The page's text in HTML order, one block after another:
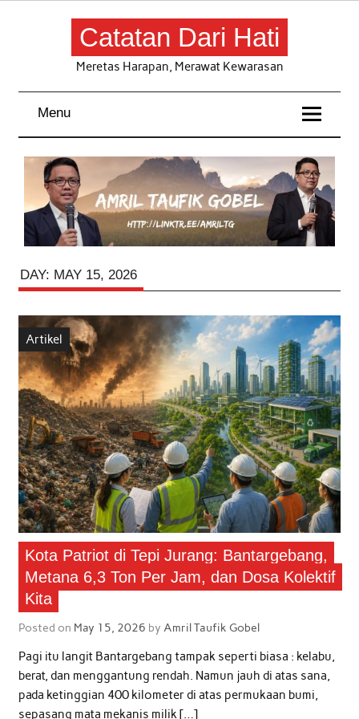
Skip
Catatan Dari Hati
Meretas Harapan, Merawat Kewarasan
Menu
DAY: MAY 15, 2026
Artikel
Kota Patriot di Tepi Jurang: Bantargebang,
Metana 6,3 Ton Per Jam, dan Dosa Kolektif
Kita
Posted on May 15, 2026 by Amril Taufik Gobel
Pagi itu langit Bantargebang tampak seperti biasa : kelabu,
berat, dan menggantung rendah. Namun jauh di atas sana,
pada ketinggian 400 kilometer di atas permukaan bumi,
sepasang mata mekanis milik […]